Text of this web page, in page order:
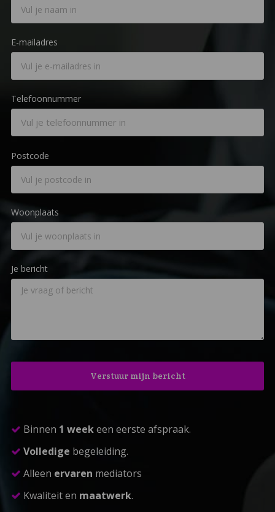
E-mailadres
Telefoonnummer
Postcode
Woonplaats
Je bericht
Binnen 1 weekeen eerste afspraak.
Volledige begeleiding.
Alleen ervaren mediators
Kwaliteit en maatwerk.